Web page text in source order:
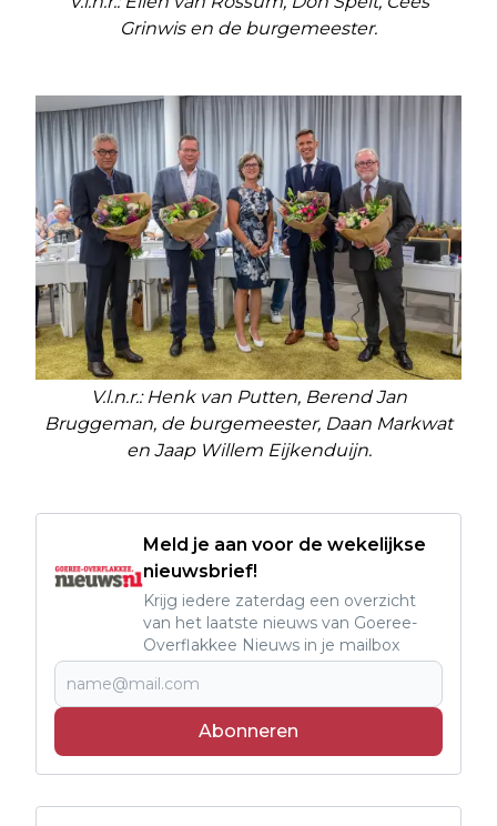
Grinwis en de burgemeester.
V.l.n.r.: Henk van Putten, Berend Jan
Bruggeman, de burgemeester, Daan Markwat
en Jaap Willem Eijkenduijn.
Meld je aan voor de wekelijkse
nieuwsbrief!
Krijg iedere zaterdag een overzicht
van het laatste nieuws van Goeree-
Overflakkee Nieuws in je mailbox
Abonneren